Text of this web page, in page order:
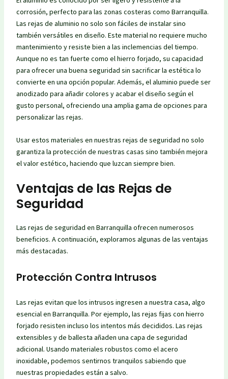
corrosión, perfecto para las zonas costeras como Barranquilla.
Las rejas de aluminio no solo son fáciles de instalar sino
también versátiles en diseño. Este material no requiere mucho
mantenimiento y resiste bien a las inclemencias del tiempo.
Aunque no es tan fuerte como el hierro forjado, su capacidad
para ofrecer una buena seguridad sin sacrificar la estética lo
convierte en una opción popular. Además, el aluminio puede ser
anodizado para añadir colores y acabar el diseño según el
gusto personal, ofreciendo una amplia gama de opciones para
personalizar las rejas.
Usar estos materiales en nuestras rejas de seguridad no solo
garantiza la protección de nuestras casas sino también mejora
el valor estético, haciendo que luzcan siempre bien.
Ventajas de las Rejas de
Seguridad
Las rejas de seguridad en Barranquilla ofrecen numerosos
beneficios. A continuación, exploramos algunas de las ventajas
más destacadas.
Protección Contra Intrusos
Las rejas evitan que los intrusos ingresen a nuestra casa, algo
esencial en Barranquilla. Por ejemplo, las rejas fijas con hierro
forjado resisten incluso los intentos más decididos. Las rejas
extensibles y de ballesta añaden una capa de seguridad
adicional. Usando materiales robustos como el acero
inoxidable, podemos sentirnos tranquilos sabiendo que
nuestras propiedades están a salvo.